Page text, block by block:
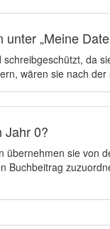
„Meine
da
wären sie nach
Jahr 0?
sie von